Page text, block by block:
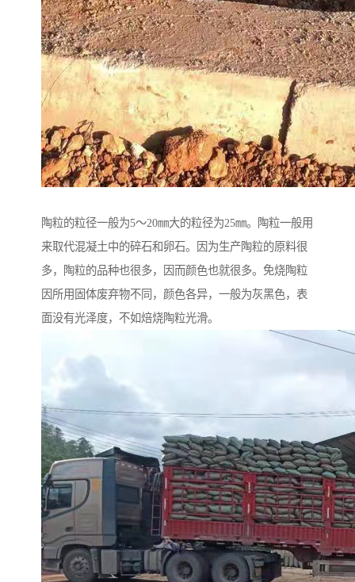
陶粒的粒径一般为5～20㎜大的粒径为25㎜。陶粒一般用
来取代混凝土中的碎石和卵石。因为生产陶粒的原料很
多，陶粒的品种也很多，因而颜色也就很多。免烧陶粒
因所用固体废弃物不同，颜色各异，一般为灰黑色，表
面没有光泽度，不如焙烧陶粒光滑。